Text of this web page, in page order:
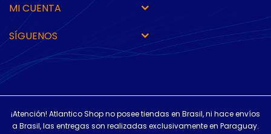
MI CUENTA
SÍGUENOS
¡Atención! Atlantico Shop no posee tiendas en Brasil, ni hace envíos
a Brasil, las entregas son realizadas exclusivamente en Paraguay.